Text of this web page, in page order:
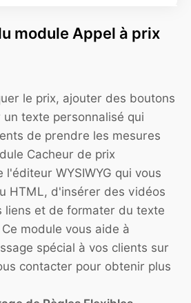
module Appel à prix
le prix, ajouter des boutons
texte personnalisé qui
de prendre les mesures
Cacheur de prix
l'éditeur WYSIWYG qui vous
HTML, d'insérer des vidéos
liens et de formater du texte
module vous aide à
spécial à vos clients sur
contacter pour obtenir plus